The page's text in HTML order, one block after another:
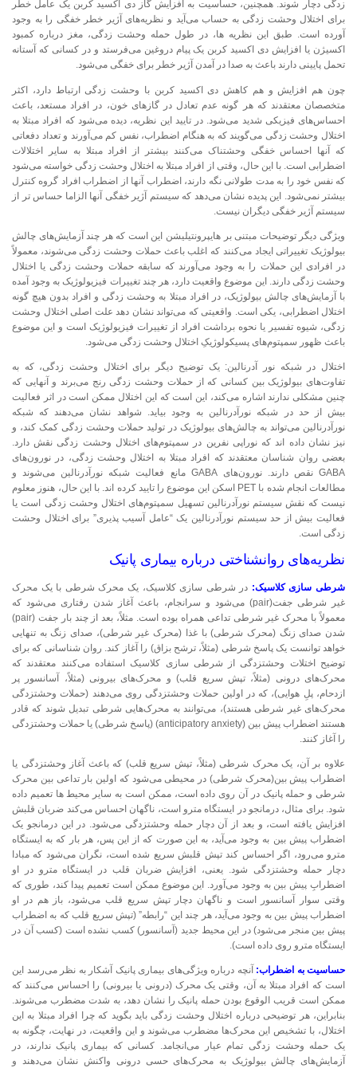
زدگی دچار شوند. همچنین، حساسیت به افزایش گاز دی اکسید کربن یک عامل خطر
برای اختلال وحشت زدگی به حساب می‌آید و نظریه‌های آژیر خطر خفگی را به وجود
آورده است. طبق این نظریه ها، در طول حمله وحشت زدگی، مغز درباره کمبود
اکسیژن یا افزایش دی اکسید کربن یک پیام دروغین می‌فرستد و در کسانی که آستانه
تحمل پایینی دارند باعث به صدا در آمدن آژیر خطر برای خفگی می‌شود.
چون هم افزایش و هم کاهش دی اکسید کربن با وحشت زدگی ارتباط دارد، اکثر
متخصصان معتقدند که هر گونه عدم تعادل در گازهای خون، در افراد مستعد، باعث
احساس‌های فیزیکی شدید می‌شود. در تایید این نظریه، دیده می‌شود که افراد مبتلا به
اختلال وحشت زدگی می‌گویند که به هنگام اضطراب، نفس کم می‌آورند و تعداد دفعاتی
که آنها احساس خفگی وحشتناک می‌کنند بیشتر از افراد مبتلا به سایر اختلالات
اضطرابی است. با این حال، وقتی از افراد مبتلا به اختلال وحشت زدگی خواسته می‌شود
که نفس خود را به مدت طولانی نگه دارند، اضطراب آنها از اضطراب افراد گروه کنترل
بیشتر نمی‌شود. این پدیده نشان می‌دهد که سیستم آژیر خفگی آنها الزاما حساس تر از
سیستم آژیر خفگی دیگران نیست.
ویژگی دیگر توضیحات مبتنی بر هایپرونتیلیشن این است که هر چند آزمایش‌های چالش
بیولوژیک تغییراتی ایجاد می‌کنند که اغلب باعث حملات وحشت زدگی می‌شوند، معمولاً
در افرادی این حملات را به وجود می‌آورند که سابقه حملات وحشت زدگی یا اختلال
وحشت زدگی دارند. این موضوع واقعیت دارد، هر چند تغییرات فیزیولوژیک به وجود آمده
با آزمایش‌های چالش بیولوژیک، در افراد مبتلا به وحشت زدگی و افراد بدون هیچ گونه
اختلال اضطرابی، یکی است. واقعیتی که می‌تواند نشان دهد علت اصلی اختلال وحشت
زدگی، شیوه تفسیر یا نحوه برداشت افراد از تغییرات فیزیولوژیک است و این موضوع
باعث ظهور سمپتوم‌های پسیکولوژیکِ اختلال وحشت زدگی می‌شود.
اختلال در شبکه نور آدرنالین: یک توضیح دیگر برای اختلال وحشت زدگی، که به
تفاوت‌های بیولوژیک بین کسانی که از حملات وحشت زدگی رنج می‌برند و آنهایی که
چنین مشکلی ندارند اشاره می‌کند، این است که این اختلال ممکن است در اثر فعالیت
بیش از حد در شبکه نورآدرنالین به وجود بیاید. شواهد نشان می‌دهند که شبکه
نورآدرنالین می‌تواند به چالش‌های بیولوژیک در تولید حملات وحشت زدگی کمک کند، و
نیز نشان داده اند که نوراپی نفرین در سمپتوم‌های اختلال وحشت زدگی نقش دارد.
بعضی روان شناسان معتقدند که افراد مبتلا به اختلال وحشت زدگی، در نورون‌های
GABA نقص دارند. نورون‌های GABA مانع فعالیت شبکه نورآدرنالین می‌شوند و
مطالعات انجام شده با PET اسکن این موضوع را تایید کرده اند. با این حال، هنوز معلوم
نیست که نقش سیستم نورآدرنالین تسهیل سمپتوم‌های اختلال وحشت زدگی است یا
فعالیت بیش از حد سیستم نورآدرنالین یک “عامل آسیب پذیری” برای اختلال وحشت
زدگی است.
نظریه‌های روانشناختی درباره بیماری پانیک
شرطی سازی کلاسیک: در شرطی سازی کلاسیک، یک محرک شرطی با یک محرک
غیر شرطی جفت(pair) می‌شود و سرانجام، باعث آغاز شدن رفتاری می‌شود که
معمولاً با محرک غیر شرطی تداعی همراه بوده است. مثلاً، بعد از چند بار جفت (pair)
شدن صدای زنگ (محرک شرطی) با غذا (محرک غیر شرطی)، صدای زنگ به تنهایی
خواهد توانست یک پاسخ شرطی (مثلاً، ترشح بزاق) را آغاز کند. روان شناسانی که برای
توضیح اختلات وحشتزدگی از شرطی سازی کلاسیک استفاده می‌کنند معتقدند که
محرک‌های درونی (مثلاً، تپش سریع قلب) و محرک‌های بیرونی (مثلاً، آسانسور پر
ازدحام، پلِ هوایی)، که در اولین حملات وحشتزدگی روی می‌دهند (حملات وحشتزدگی
محرک‌های غیر شرطی هستند)، می‌توانند به محرک‌هایی شرطی تبدیل شوند که قادر
هستند اضطراب پیش بین (anticipatory anxiety) (پاسخ شرطی) یا حملات وحشتزدگی
را آغاز کنند.
علاوه بر آن، یک محرک شرطی (مثلاً، تپش سریع قلب) که باعث آغاز وحشتزدگی یا
اضطراب پیش بین(محرک شرطی) در محیطی می‌شود که اولین بار تداعی بین محرک
شرطی و حمله پانیک در آن روی داده است، ممکن است به سایر محیط ها تعمیم داده
شود. برای مثال، درمانجو در ایستگاه مترو است، ناگهان احساس می‌کند ضربان قلبش
افزایش یافته است، و بعد از آن دچار حمله وحشتزدگی می‌شود. در این درمانجو یک
اضطراب پیش بین به وجود می‌آید، به این صورت که از این پس، هر بار که به ایستگاه
مترو می‌رود، اگر احساس کند تپش قلبش سریع شده است، نگران می‌شود که مبادا
دچار حمله وحشتزدگی شود. یعنی، افزایش ضربان قلب در ایستگاه مترو در او
اضطرابِ پیش بین به وجود می‌آورد. این موضوع ممکن است تعمیم پیدا کند، طوری که
وقتی سوار آسانسور است و ناگهان دچار تپش سریع قلب می‌شود، باز هم در او
اضطراب پیش بین به وجود می‌آید، هر چند این “رابطه” (تپش سریع قلب که به اضطراب
پیش بین منجر می‌شود) در این محیط جدید (آسانسور) کسب نشده است (کسب آن در
ایستگاه مترو روی داده است).
حساسیت به اضطراب: آنچه درباره ویژگی‌های بیماری پانیک آشکار به نظر می‌رسد این
است که افراد مبتلا به آن، وقتی یک محرک (درونی یا بیرونی) را احساس می‌کنند که
ممکن است قریب الوقوع بودن حمله پانیک را نشان دهد، به شدت مضطرب می‌شوند.
بنابراین، هر توضیحی درباره اختلال وحشت زدگی باید بگوید که چرا افراد مبتلا به این
اختلال، با تشخیص این محرک‌ها مضطرب می‌شوند و این واقعیت، در نهایت، چگونه به
یک حمله وحشت زدگی تمام عیار می‌انجامد. کسانی که بیماری پانیک ندارند، در
آزمایش‌های چالش بیولوژیک به محرک‌های حسی درونی واکنش نشان می‌دهند و